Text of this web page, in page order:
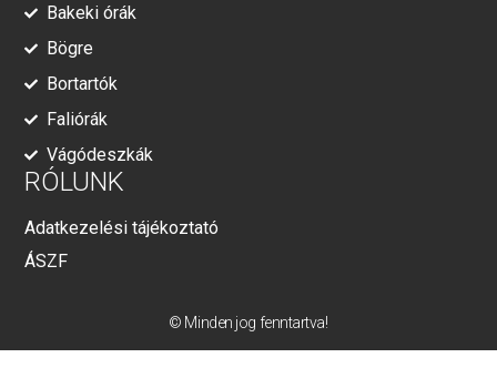
Bakeki órák
Bögre
Bortartók
Faliórák
Vágódeszkák
RÓLUNK
Adatkezelési tájékoztató
ÁSZF
© Minden jog fenntartva!